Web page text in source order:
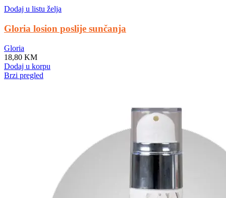
Dodaj u listu želja
Gloria losion poslije sunčanja
Gloria
18,80 KM
Dodaj u korpu
Brzi pregled